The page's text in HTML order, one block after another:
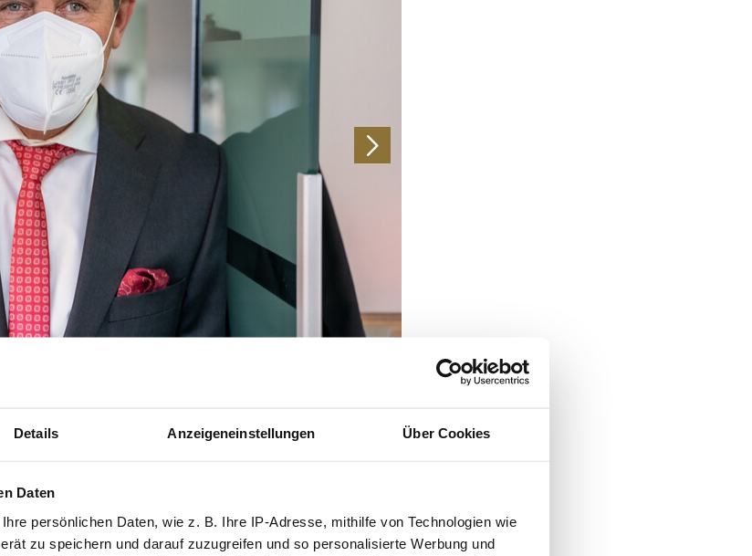
Details Anzeigeneinstellungen Über Cookies
Daten
persönlichen Daten, wie z. B. Ihre IP-Adresse, mithilfe von Technologien wie
zu speichern und darauf zuzugreifen und so personalisierte Werbung und
Advertisement